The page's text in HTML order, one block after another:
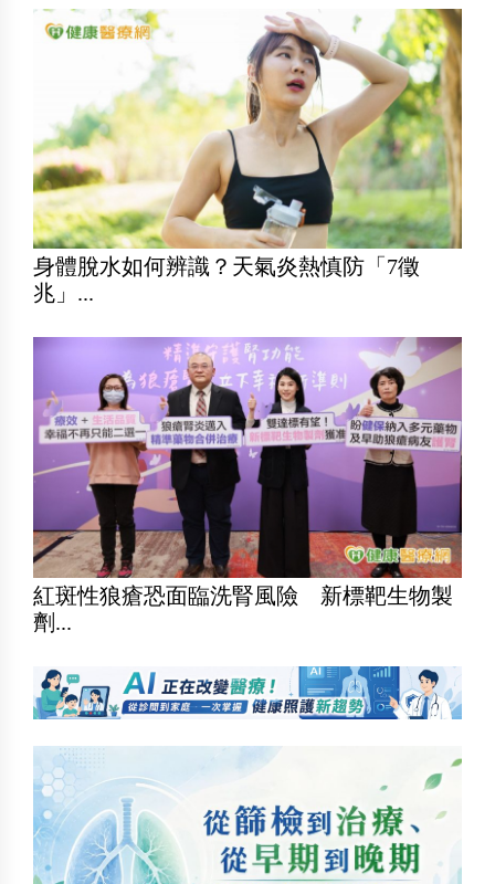
身體脫水如何辨識？天氣炎熱慎防「7徵
兆」...
紅斑性狼瘡恐面臨洗腎風險 新標靶生物製
劑...